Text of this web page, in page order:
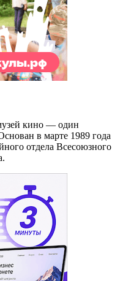
кино — один
в марте 1989 года
отдела Всесоюзного